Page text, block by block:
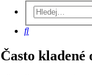
Hledat
Často kladené